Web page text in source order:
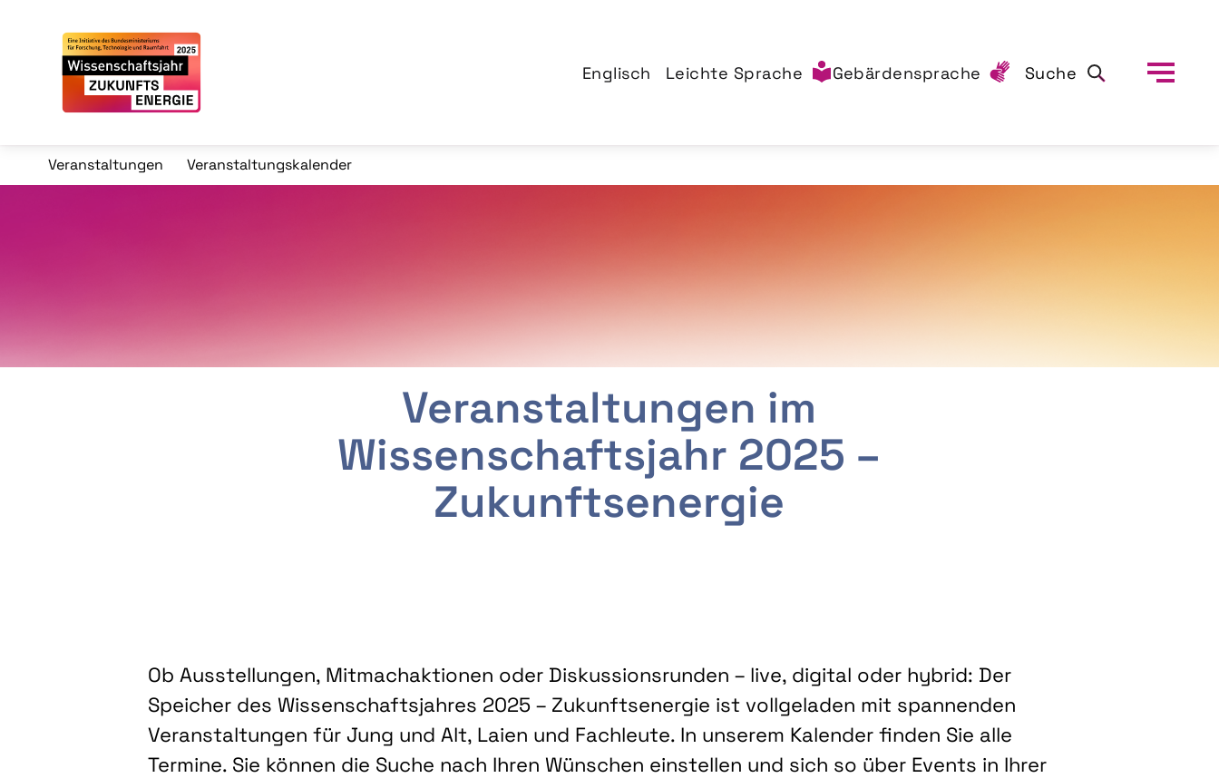
Englisch Leichte Sprache Gebärdensprache Suche
Veranstaltungen Veranstaltungskalender
Veranstaltungen im
Wissenschaftsjahr 2025 –
Zukunftsenergie
Ob Ausstellungen, Mitmachaktionen oder Diskussionsrunden – live, digital oder hybrid: Der
Speicher des Wissenschaftsjahres 2025 – Zukunftsenergie ist vollgeladen mit spannenden
Veranstaltungen für Jung und Alt, Laien und Fachleute. In unserem Kalender finden Sie alle
Termine. Sie können die Suche nach Ihren Wünschen einstellen und sich so über Events in Ihrer